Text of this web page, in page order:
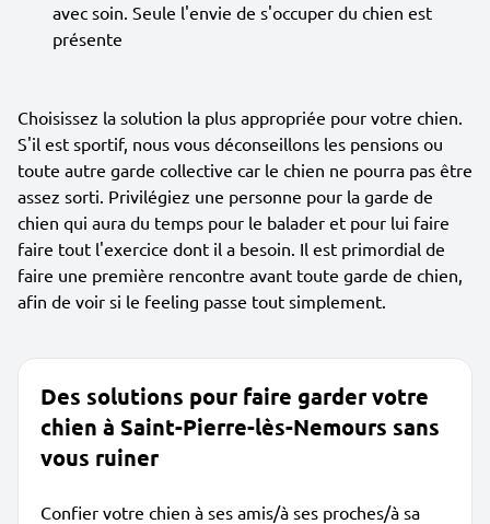
avec soin. Seule l'envie de s'occuper du chien est
présente
Choisissez la solution la plus appropriée pour votre chien.
S'il est sportif, nous vous déconseillons les pensions ou
toute autre garde collective car le chien ne pourra pas être
assez sorti. Privilégiez une personne pour la garde de
chien qui aura du temps pour le balader et pour lui faire
faire tout l'exercice dont il a besoin. Il est primordial de
faire une première rencontre avant toute garde de chien,
afin de voir si le feeling passe tout simplement.
Des solutions pour faire garder votre
chien à Saint-Pierre-lès-Nemours sans
vous ruiner
Confier votre chien à ses amis/à ses proches/à sa